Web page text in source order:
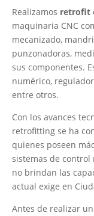
Realizamos retrofit
maquinaria CNC
mecanizado,
punzonadoras,
sus componentes.
numérico,
entre otros.
Con los avances
retrofitting se ha
quienes poseen
sistemas de
no brindan las
actual exige en
Antes de realizar